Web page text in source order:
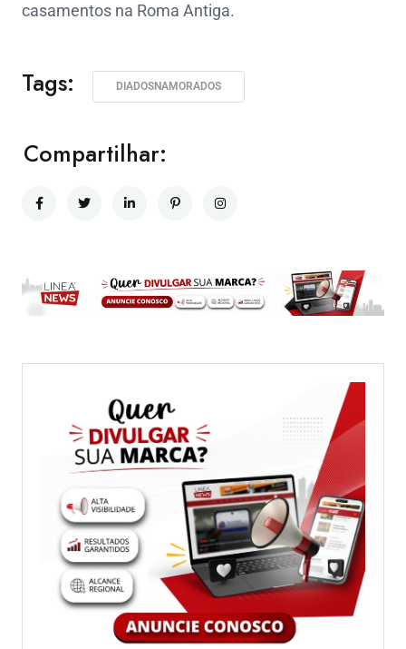
casamentos na Roma Antiga.
Tags: DIADOSNAMORADOS
Compartilhar: